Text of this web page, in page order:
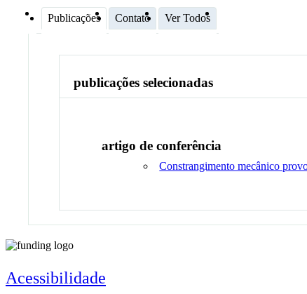
Publicações Contato Ver Todos
publicações selecionadas
artigo de conferência
Constrangimento mecânico
Acessibilidade